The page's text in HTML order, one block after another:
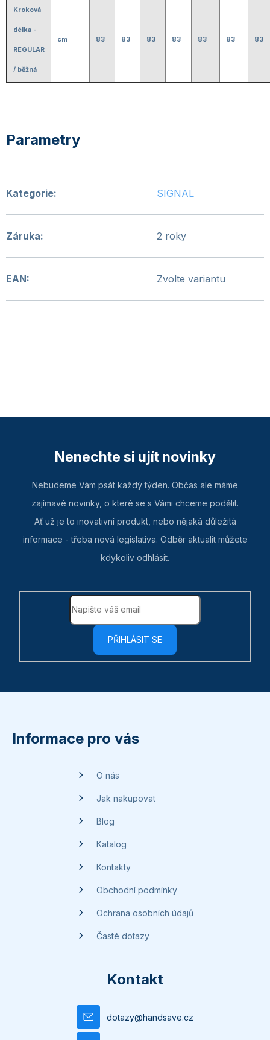
Kroková
délka -
REGULAR
/ běžná
cm 83 83 83 83 83 83 83
Kategorie: SIGNAL
Záruka: 2 roky
EAN: Zvolte variantu
Nenechte si ujít novinky
Nebudeme Vám psát každý týden. Občas ale máme
zajímavé novinky, o které se s Vámi chceme podělit.
Ať už je to inovativní produkt, nebo nějaká důležitá
informace - třeba nová legislativa. Odběr aktualit můžete
kdykoliv odhlásit.
PŘIHLÁSIT SE
Informace pro vás
O nás
Jak nakupovat
Blog
Katalog
Kontakty
Obchodní podmínky
Ochrana osobních údajů
Časté dotazy
Kontakt
dotazy@handsave.cz